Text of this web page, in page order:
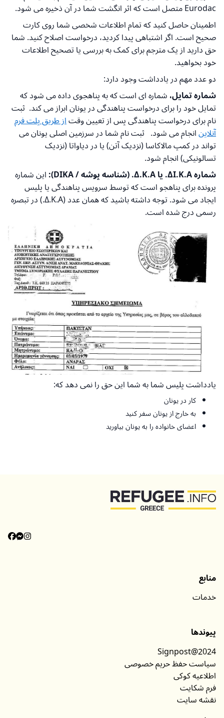
Eurodac متصل است که اثر انگشت شما در آن ذخیره می شود.
اطمینان حاصل کنید که تمام اطلاعات شخصی شما روی کارت
صحیح است. اگر اشتباهی پیدا کردید، درخواست اصلاح کنید. شما
حق دارید از یک مترجم برای کمک به بررسی یا تصحیح اطلاعات
خود بخواهید.
دو عدد مهم در یادداشت وجود دارد:
شماره تمایل،شماره ای است که به پناهجوی داده می شود که
تمایل خود را برای درخواست پناهندگی در یونان ابراز می کند. ثبت
نام برای درخواست پناهندگی پس از تعیین وقتاز طریق پلت فرم
آنلاینانجام می شود. ثبت نام شما در سرزمین اصلی یونان می
تواند در کمپ مالاکاسا (نزدیک آتن) یا در دیاواتا (نزدیک
تسالونیکی) انجام شود.
شماره ΔΙ.Κ.Α. یا Δ.Κ.Α. (شناسه پوشه / DIKA):
این شماره
پرونده برای پناهجو است که توسط سرویس پناهندگی یا پلیس
ایجاد می شود. توجه داشته باشید که همان عدد (Δ.Κ.Α.) در تبصره
رسمی درج شده است.
یادداشت پلیس شما به شما این حق را نمی دهد که:
کار در یونان
به خارج از یونان سفر کنید
اعضای خانواده را به یونان بیاورید
منابع
خدمات
پیوندها
Signpost@2024
سیاست حفظ حریم خصوصی
اطلاعیه کوکی
فرم شکایت
نقشه سایت